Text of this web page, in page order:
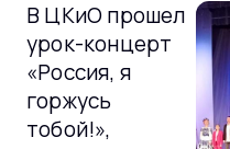
В ЦКиО прошел
урок-концерт
«Россия, я
горжусь
тобой!»,